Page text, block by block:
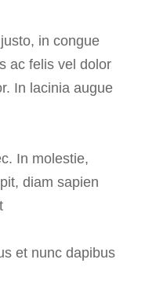
in congue
ac felis vel dolor
In lacinia augue
In molestie,
diam sapien
et nunc dapibus